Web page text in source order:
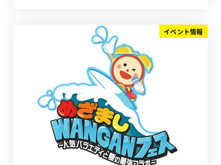
イベント情報